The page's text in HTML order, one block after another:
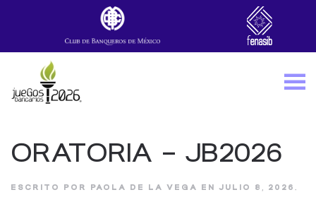
Skip to main content
ORATORIA – JB2026
ESCRITO POR PAOLA DE LA VEGA EN JULIO 8, 2026 .